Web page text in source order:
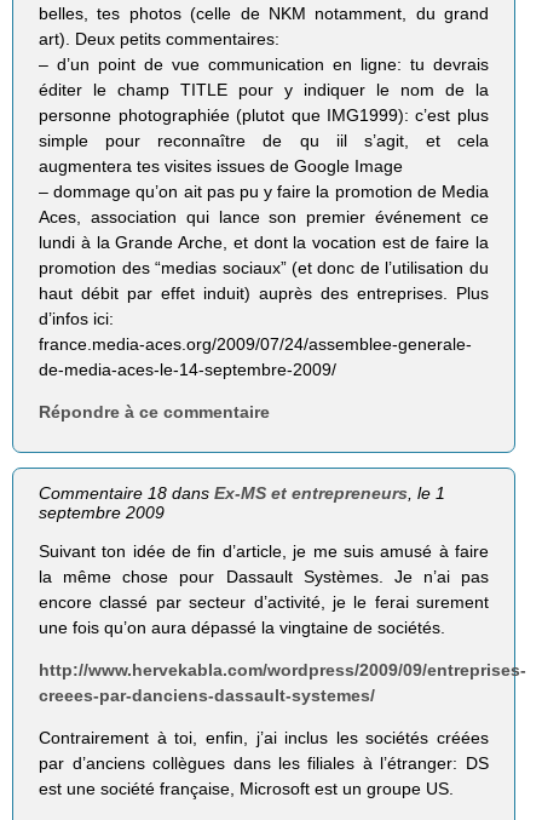
belles, tes photos (celle de NKM notamment, du grand
art). Deux petits commentaires:
– d’un point de vue communication en ligne: tu devrais
éditer le champ TITLE pour y indiquer le nom de la
personne photographiée (plutot que IMG1999): c’est plus
simple pour reconnaître de qu iil s’agit, et cela
augmentera tes visites issues de Google Image
– dommage qu’on ait pas pu y faire la promotion de Media
Aces, association qui lance son premier événement ce
lundi à la Grande Arche, et dont la vocation est de faire la
promotion des “medias sociaux” (et donc de l’utilisation du
haut débit par effet induit) auprès des entreprises. Plus
d’infos ici:
france.media-aces.org/2009/07/24/assemblee-generale-
de-media-aces-le-14-septembre-2009/
Répondre à ce commentaire
Commentaire 18 dansEx-MS et entrepreneurs , le 1
septembre 2009
Suivant ton idée de fin d’article, je me suis amusé à faire
la même chose pour Dassault Systèmes. Je n’ai pas
encore classé par secteur d’activité, je le ferai surement
une fois qu’on aura dépassé la vingtaine de sociétés.
http://www.hervekabla.com/wordpress/2009/09/entreprises-
creees-par-danciens-dassault-systemes/
Contrairement à toi, enfin, j’ai inclus les sociétés créées
par d’anciens collègues dans les filiales à l’étranger: DS
est une société française, Microsoft est un groupe US.